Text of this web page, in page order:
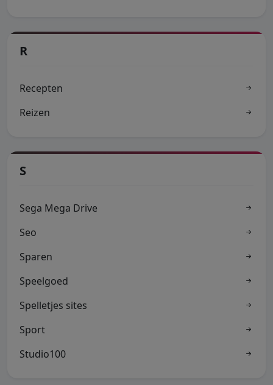
R
Recepten
Reizen
S
Sega Mega Drive
Seo
Sparen
Speelgoed
Spelletjes sites
Sport
Studio100